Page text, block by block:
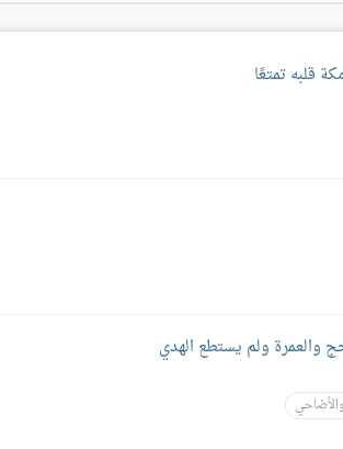
قلبه تمتعًا
ولم يستطع الهدي